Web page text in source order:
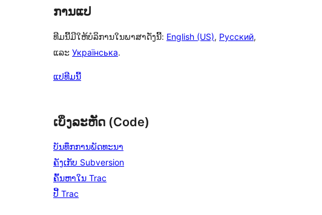
ການແປ
ທີມນີ້ມີໃຫ້ບໍລິການໃນພາສາດັ່ງນີ້: English (US), Русский,
ແລະ Українська.
ແປທີມນີ້
ເບິ່ງລະຫັດ (Code)
ບັນທຶກການພັດທະນາ
ຄັງເກັບ Subversion
ຄົ້ນຫາໃນ Trac
ປີ້ Trac